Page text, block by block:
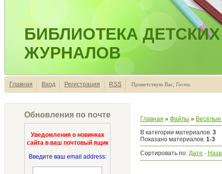
БИБЛИОТЕКА ДЕТСКИХ
ЖУРНАЛОВ
Главная Вход Регистрация RSS Приветствую Вас Гость
Обновления по почте
Уведомления о новинках
сайта в ваш почтовый ящик
Введите ваш email address:
Главная » Файлы » Весёлые
В категории материалов: 3
Показано материалов: 1-3
Сортировать по: Дате ·